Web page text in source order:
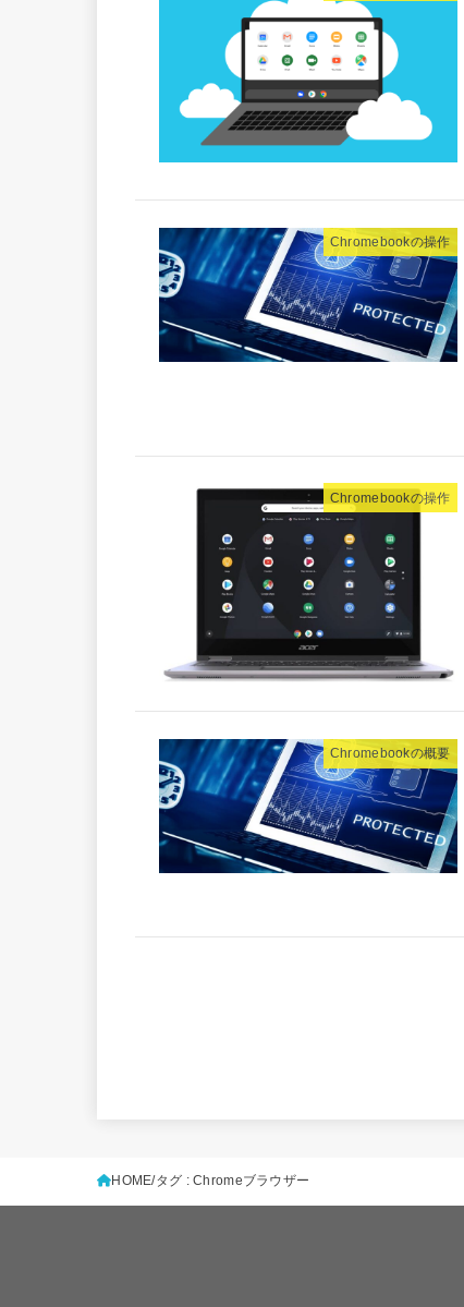
Chromebookの操作
Chromebookの操作
Chromebookの概要
HOME タグ : Chromeブラウザー